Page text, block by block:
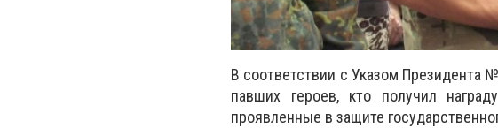
В соответствии с Указом Президента
павших героев, кто получил
проявленные в защите